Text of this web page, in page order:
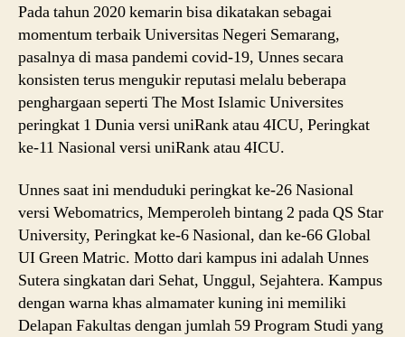
Pada tahun 2020 kemarin bisa dikatakan sebagai
momentum terbaik Universitas Negeri Semarang,
pasalnya di masa pandemi covid-19, Unnes secara
konsisten terus mengukir reputasi melalu beberapa
penghargaan seperti The Most Islamic Universites
peringkat 1 Dunia versi uniRank atau 4ICU, Peringkat
ke-11 Nasional versi uniRank atau 4ICU.
Unnes saat ini menduduki peringkat ke-26 Nasional
versi Webomatrics, Memperoleh bintang 2 pada QS Star
University, Peringkat ke-6 Nasional, dan ke-66 Global
UI Green Matric. Motto dari kampus ini adalah Unnes
Sutera singkatan dari Sehat, Unggul, Sejahtera. Kampus
dengan warna khas almamater kuning ini memiliki
Delapan Fakultas dengan jumlah 59 Program Studi yang